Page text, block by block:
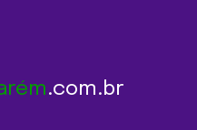
.com.br